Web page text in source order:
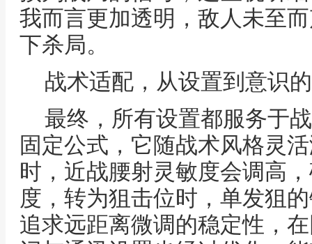
我而言更加透明，敌人未至
下杀局。
战术适配，从设置到意识
最终，所有设置都服务于
固定公式，它随战术风格灵
时，近战腰射灵敏度会调高
度，转为狙击位时，单发狙
追求远距离微调的稳定性，